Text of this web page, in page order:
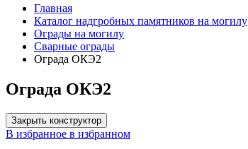
Главная
Каталог надгробных памятников на могилу
Ограды на могилу
Сварные ограды
Ограда ОКЭ2
Ограда ОКЭ2
Закрыть конструктор
В избранное в избранном